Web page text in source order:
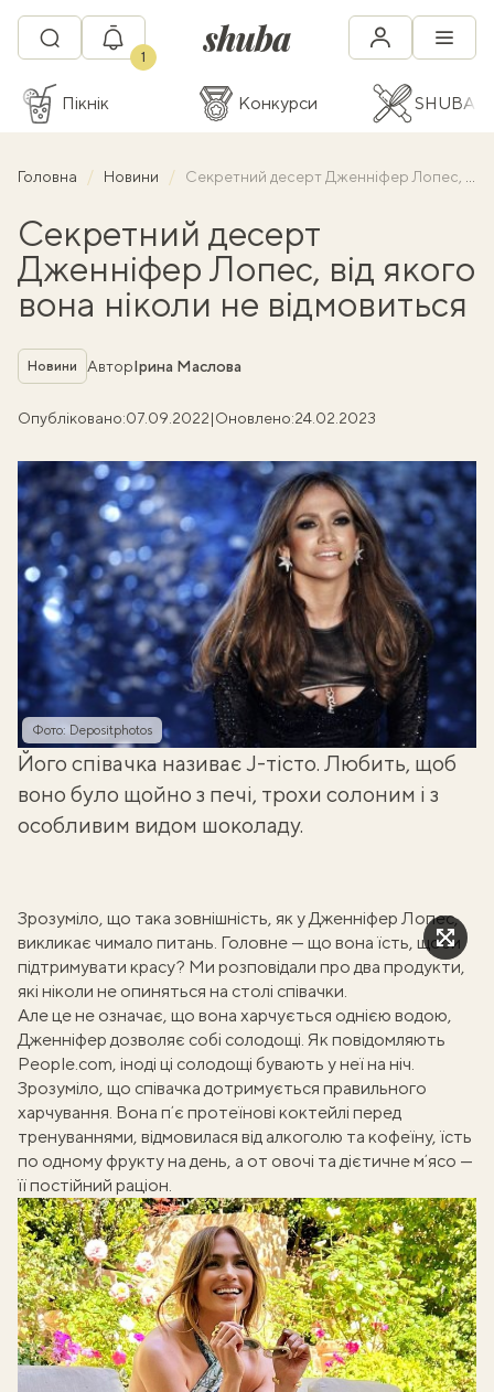
1
Пікнік Конкурси SHUBA
Головна Новини Секретний десерт Дженніфер Лопес, від якого вона ніколи не відмовиться
Секретний десерт
Дженніфер Лопес, від якого
вона ніколи не відмовиться
Рубрика
Новини АвторІрина Маслова
Опубліковано:07.09.2022|Оновлено:24.02.2023
Фото: Depositphotos
Його співачка називає J-тісто. Любить, щоб
воно було щойно з печі, трохи солоним і з
особливим видом шоколаду.
Зрозуміло, що така зовнішність, як у Дженніфер Лопес,
викликає чимало питань. Головне — що вона їсть, щоби
підтримувати красу? Ми розповідали про два продукти,
які ніколи не опиняться на столі співачки.
Але це не означає, що вона харчується однією водою,
Дженніфер дозволяє собі солодощі. Як повідомляють
Рeople.com, іноді ці солодощі бувають у неї на ніч.
Зрозуміло, що співачка дотримується правильного
харчування. Вона пʼє протеїнові коктейлі перед
тренуваннями, відмовилася від алкоголю та кофеїну, їсть
по одному фрукту на день, а от овочі та дієтичне мʼясо —
її постійний раціон.